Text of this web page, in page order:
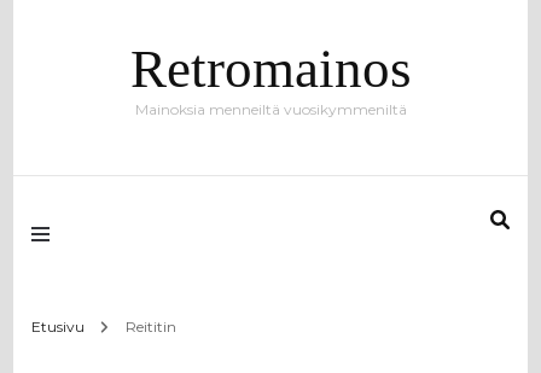
Retromainos
Mainoksia menneiltä vuosikymmeniltä
Etusivu Reititin